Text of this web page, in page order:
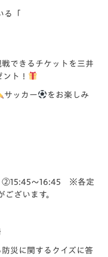
る「
できるチケットを三井
ト！
サッカー
をお楽しみ
～16:45 ※各定
ざいます。
災に関するクイズに答